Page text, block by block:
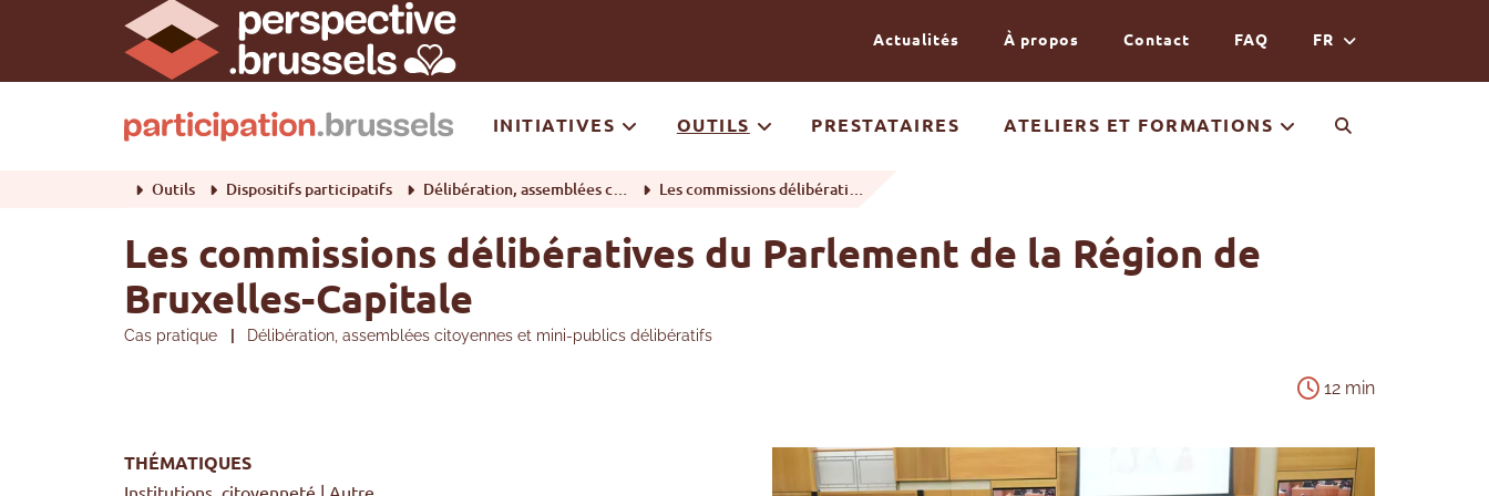
Actualités À propos Contact FAQ FR
INITIATIVES OUTILS PRESTATAIRES ATELIERS ET FORMATIONS
Outils Dispositifs participatifs Délibération, assemblées citoyennes et mini-publics délibératifs Les commissions délibératives du Parlement de la Région de Bruxelles-Capitale
Les commissions délibératives du Parlement de la Région de
Bruxelles-Capitale
Cas pratique Délibération, assemblées citoyennes et mini-publics délibératifs
12 min
THÉMATIQUES
Institutions, citoyenneté | Autre